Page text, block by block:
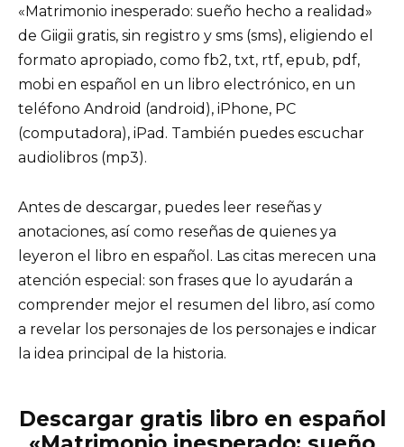
«Matrimonio inesperado: sueño hecho a realidad»
de Giigii gratis, sin registro y sms (sms), eligiendo el
formato apropiado, como fb2, txt, rtf, epub, pdf,
mobi en español en un libro electrónico, en un
teléfono Android (android), iPhone, PC
(computadora), iPad. También puedes escuchar
audiolibros (mp3).
Antes de descargar, puedes leer reseñas y
anotaciones, así como reseñas de quienes ya
leyeron el libro en español. Las citas merecen una
atención especial: son frases que lo ayudarán a
comprender mejor el resumen del libro, así como
a revelar los personajes de los personajes e indicar
la idea principal de la historia.
Descargar gratis libro en español